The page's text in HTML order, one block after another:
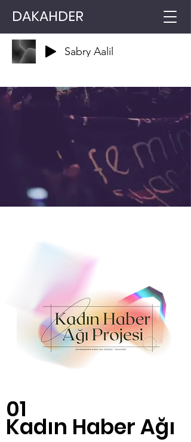
DAKAHDER
Sabry Aalil
01
Kadın Haber Ağı